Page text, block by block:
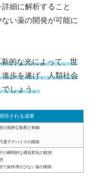
細に解析すること
い薬の開発が可能に
的な光によって、世
歩を遂げ、人類社会
しょう。
待される成果
の精密な観察と制御
電子デバイスの開発
の瞬間的な構造変化の観測
で副作用の少ない薬の開発